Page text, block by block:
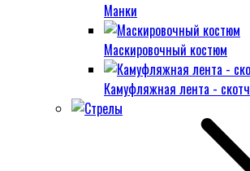
Манки
Маскировочный костюм
Камуфляжная лента - скотч